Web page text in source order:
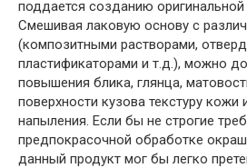
поддается созданию
Смешивая лаковую основу с
(композитными растворами,
пластификаторами и т.д.), можно
повышения блика, глянца,
поверхности кузова текстуру кожи
напыления. Если бы не строгие
предпокрасочной обработке
данный продукт мог бы легко